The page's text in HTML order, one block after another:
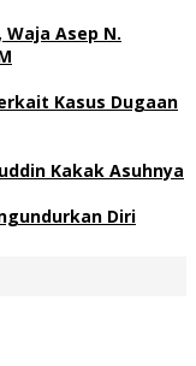
Waja Asep N.
Kasus Dugaan
Kakak Asuhnya
Diri